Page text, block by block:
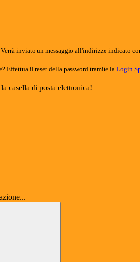
Verrà inviato un messaggio all'indirizzo indicato
Effettua il reset della password tramite la Login
casella di posta elettronica!